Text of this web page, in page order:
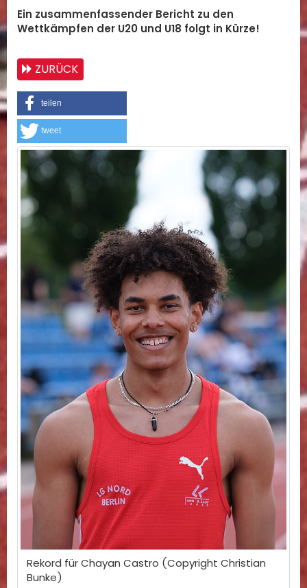
Ein zusammenfassender Bericht zu den
Wettkämpfen der U20 und U18 folgt in Kürze!
ZURÜCK
teilen
tweet
Rekord für Chayan Castro (Copyright Christian
Bunke)